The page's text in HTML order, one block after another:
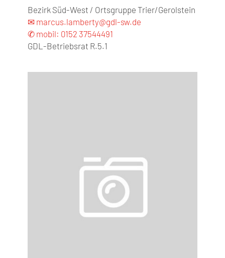
Bezirk Süd-West / Ortsgruppe Trier/Gerolstein
✉ marcus.lamberty@gdl-sw.de
✆ mobil: 0152 37544491
GDL-Betriebsrat R.5.1